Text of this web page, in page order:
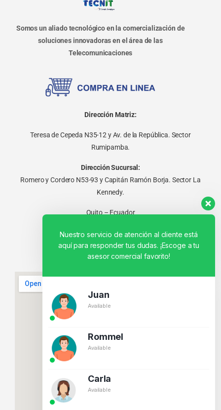
Somos un aliado tecnológico en la comercialización de
soluciones innovadoras en el área de las
Telecomunicaciones
Dirección Matriz:
Teresa de Cepeda N35-12 y Av. de la República. Sector
Rumipamba.
Dirección Sucursal:
Romero y Cordero N53-93 y Capitán Ramón Borja. Sector La
Kennedy.
Quito – Ecuador
Nuestro servicio de atención al cliente está
aquí para responder tus dudas. ¡Escoge a tu
asesor comercial favorito!
Juan
Available
Rommel
Available
Carla
Available